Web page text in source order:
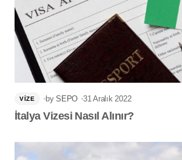
VIZE by SEPO 31 Aralık 2022
İtalya Vizesi Nasıl Alınır?